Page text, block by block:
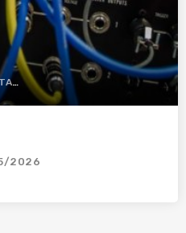
2026